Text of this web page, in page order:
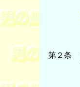
第２条